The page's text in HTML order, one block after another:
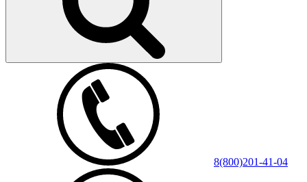
8(800)201-41-04